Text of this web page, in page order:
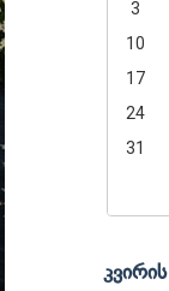
3
10
17
24
31